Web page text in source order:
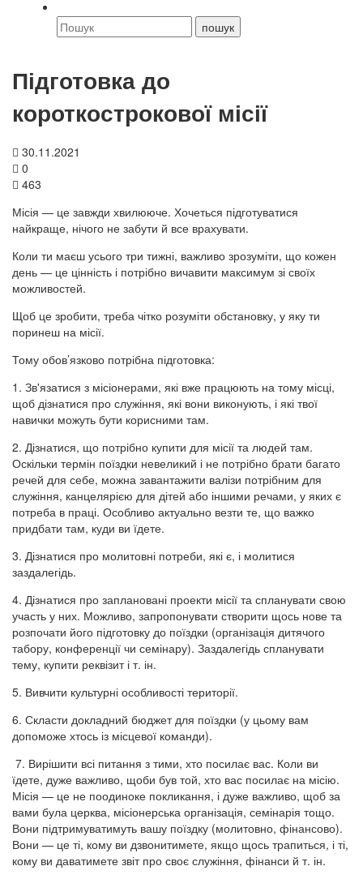
Підготовка до
короткострокової місії
30.11.2021
0
463
Місія — це завжди хвилююче. Хочеться підготуватися
найкраще, нічого не забути й все врахувати.
Коли ти маєш усього три тижні, важливо зрозуміти, що кожен
день — це цінність і потрібно вичавити максимум зі своїх
можливостей.
Щоб це зробити, треба чітко розуміти обстановку, у яку ти
поринеш на місії.
Тому обов’язково потрібна підготовка:
1. Зв'язатися з місіонерами, які вже працюють на тому місці,
щоб дізнатися про служіння, які вони виконують, і які твої
навички можуть бути корисними там.
2. Дізнатися, що потрібно купити для місії та людей там.
Оскільки термін поїздки невеликий і не потрібно брати багато
речей для себе, можна завантажити валізи потрібним для
служіння, канцелярією для дітей або іншими речами, у яких є
потреба в праці. Особливо актуально везти те, що важко
придбати там, куди ви їдете.
3. Дізнатися про молитовні потреби, які є, і молитися
заздалегідь.
4. Дізнатися про заплановані проекти місії та спланувати свою
участь у них. Можливо, запропонувати створити щось нове та
розпочати його підготовку до поїздки (організація дитячого
табору, конференції чи семінару). Заздалегідь спланувати
тему, купити реквізит і т. ін.
5. Вивчити культурні особливості території.
6. Скласти докладний бюджет для поїздки (у цьому вам
допоможе хтось із місцевої команди).
7. Вирішити всі питання з тими, хто посилає вас. Коли ви
їдете, дуже важливо, щоби був той, хто вас посилає на місію.
Місія — це не поодиноке покликання, і дуже важливо, щоб за
вами була церква, місіонерська організація, семінарія тощо.
Вони підтримуватимуть вашу поїздку (молитовно, фінансово).
Вони — це ті, кому ви дзвонитимете, якщо щось трапиться, і ті,
кому ви даватимете звіт про своє служіння, фінанси й т. ін.